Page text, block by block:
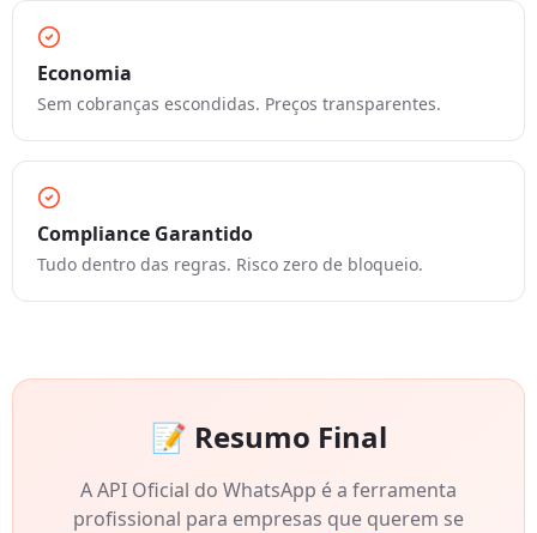
Economia
Sem cobranças escondidas. Preços transparentes.
Compliance Garantido
Tudo dentro das regras. Risco zero de bloqueio.
📝 Resumo Final
A API Oficial do WhatsApp é a ferramenta
profissional para empresas que querem se